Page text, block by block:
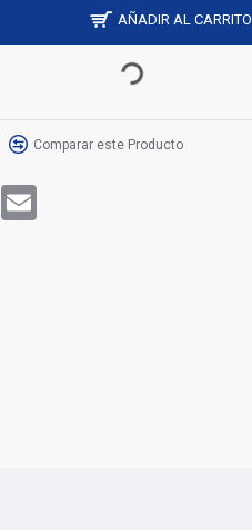
AÑADIR AL CARRITO
Comparar este Producto
WhatsApp